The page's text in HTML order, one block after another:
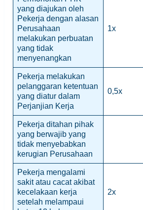
yang diajukan oleh
Pekerja dengan alasan
Perusahaan
melakukan perbuatan
yang tidak
menyenangkan
1x
Pekerja melakukan
pelanggaran ketentuan
yang diatur dalam
Perjanjian Kerja
0,5x
Pekerja ditahan pihak
yang berwajib yang
tidak menyebabkan
kerugian Perusahaan
Pekerja mengalami
sakit atau cacat akibat
kecelakaan kerja
setelah melampaui
2x